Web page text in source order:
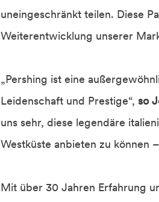
uneingeschränkt teilen. Diese
Weiterentwicklung unserer
„Pershing ist eine
Leidenschaft und Prestige“, so
uns sehr, diese legendäre
Westküste anbieten zu können
Mit über 30 Jahren Erfahrung